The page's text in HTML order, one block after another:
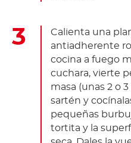
Calienta una
antiadherente
cocina a fuego
cuchara, vierte
masa (unas 2 o
sartén y
pequeñas
tortita y la